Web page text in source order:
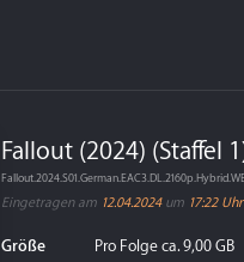
Fallout (2024) (Staffel
Eingetragen am 12.04.2024um 17:22 Uhr
Größe
Pro Folge ca. 9,00 GB